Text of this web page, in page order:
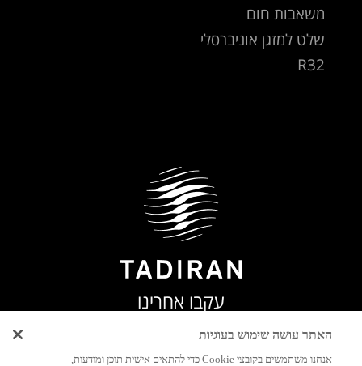
משאבות חום
שלט למזגן אוניברסלי
R32
עקבו אחרינו
האתר עושה שימוש בעוגיות
אנחנו משתמשים בקובצי Cookie כדי להתאים אישית תוכן ומודעות,